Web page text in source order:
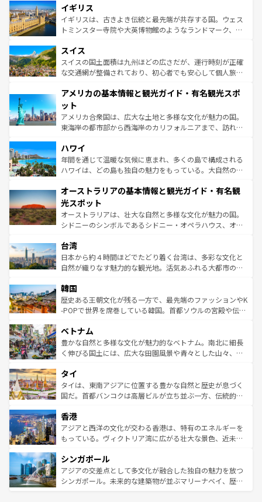
香り高いラベンダー畑など、多彩な楽しみ方が可能だ。さ
らに、パリ以外の地域にも魅力が溢れており、どの街角に
も豊かな歴史と文化が息づいている。パリ以外の個性あふ
を参照してほしい。
顔を持つこの国は、どこを歩いても飽きることがない。ベ
ルリンの文化的活気、バイエルン州のアルプスの絶景、そ
してライン川沿いのワイン畑といった風景は必見。ビール
は、お酒好きな人にはぜひ体験してほしい。 なお、新着の
ドイツ情報はコンテンツ一覧を参照してほしい。
イギリス
イギリスは、古きよき伝統と最先端が共存する国。ウェス
トミンスター寺院や大英博物館のようなランドマーク、歴
リアごとに異なる魅力がある。また、優雅なアフタヌーン
ティー、ビール好きにはたまらない英国パブ、サッカー観
戦など、本場だからこそできる体験も豊富。イギリスを旅
ンツ一覧を参照してほしい。
スイス
スイスの国土面積は九州ほどの広さだが、運行時刻が正確
な交通網が整備されており、初心者でも安心して個人旅行
の建物がそのまま残る町や、スイスならではのユニークな
博物館もあり、アルプス観光だけでなく町歩きも満喫する
ことができる。国民の所得が高いため物価も高いが、旅行
者向けの交通パス提供のサービスもあり、うまく活用すれ
着のスイス情報は
アメリカの基本情報と観光ガイド・有名観光スポ
ット
アメリカ合衆国は、広大な土地と多様な文化が魅力の国。
東海岸の都市部から西海岸のカリフォルニアまで、訪れる
のような巨大都市は、観光、ショッピング、エンターテイ
ンメントが詰まった刺激的なスポットだ。一方、アメリカ
西部には大自然が広がり、グランドキャニオンやイエロー
部のニューオーリンズでは、音楽と美食が融合した独特の
文化が魅力。旅行者はアメリカの各地域で異なる魅力を楽
しみながら、その多様性と豊かな歴史を感じることができ
るだろう。車でのロードトリップや列車の旅も、アメリカ
情報は
ハワイ
年間を通じて温暖な気候に恵まれ、多くの島で構成される
ハワイは、どの島も独自の魅力をもっている。大自然の神
ワイ島は見逃せない。また、定番の観光地といえばオアフ
島だが、静かな自然を求めるならマウイ島やカウアイ島が
おすすめ。エメラルドグリーンに輝く海をはじめ、豊かな
文化や歴史が息づいている。「アロハスピリット」と呼ば
人々、おいしいローカルフードやハワイアンミュージッ
ク、伝統的なフラダンスなど、すべてがハワイの魅力を彩
っている。訪れるたびに新しい発見と感動が待っているハ
はコンテンツ一覧
オーストラリアの基本情報と観光ガイド・有名観
光スポット
オーストラリアは、壮大な自然と多様な文化が魅力の国。
シドニーのシンボルであるシドニー・オペラハウス、オー
リアリーフや大陸中央部にそびえるウルル（エアーズロッ
ク）、タスマニアの美しい原生林やケアンズの熱帯雨林な
ど、見どころがたくさん。また、カフェやワイン、オージ
いる。アクティビティも充実しており、サーフィンやダイ
ビング、ハイキングなど、アウトドア好きにはたまらな
い。オーストラリアの多彩な魅力を存分に味わいつくそ
参照してほしい。
台湾
日本から約４時間ほどでたどり着く台湾は、多彩な文化と
自然が織りなす魅力的な観光地。活気あふれる大都市の台
ン）、静ひつな山岳地帯である台湾東部など、都市の喧騒
と山間の静けさが共存しており、訪れる人に新しい発見と
驚きをもたらしてくれる。また、奥深い台湾の食文化も魅
容にもいいと評判のスイーツなど、バラエティ豊かな料理
が味わえる。 なお、新着の台湾情報は コンテンツ一覧を参
照してほしい。
韓国
歴史ある王朝文化が残る一方で、最先端のファッションやK
-POPで世界を席巻している韓国。首都ソウルの宮殿や伝統
き、地方に足を延ばせば四季折々の自然美を楽しむことが
できる。そして、キムチや焼肉、絶品のストリートフード
まで、さまざまな韓国料理が待っている。夜には、韓国な
リティに包まれながら、韓国の多彩な魅力を心ゆくまで味
わってみてほしい。 なお、新着の韓国情報はコンテンツ一
覧を参照してほしい。
ベトナム
豊かな自然と多様な文化が魅力的なベトナム。南北に細長
く伸びる国土には、広大な田園風景や青々とした山々、世
急速な発展と共に伝統が息づく。ハノイの古い町並みやホ
ーチミン市のフランス統治時代の建物も、独特の雰囲気を
醸し出している。また、バラエティの豊かさとおいしさで
とつ。フォーやバインミー、ベトナムコーヒーなどは、ぜ
ひ現地で味わいたい。どの地域を訪れてもあたたかい人々
が旅行者を迎えてくれるので、きっと忘れられない旅にな
参照してほしい。
タイ
タイは、東南アジアに位置する豊かな自然と歴史が息づく
国だ。首都バンコクは高層ビルが立ち並ぶ一方、伝統的な
の活気が交差している。北部ではチェンマイなどの山岳地
帯で自然と触れ合い、南部ではプーケットやクラビの美し
いビーチでリゾート気分を楽しむことができる。タイ料理
激する。気候は一年中温暖で、どの季節にも異なる楽しみ
が待っている。親しみやすいタイの人々、仏教を中心とし
た文化、そして多様な観光資源が、訪れる旅人を魅了し続
香港
アジアと西洋の文化が交わる香港は、特有のエネルギーを
もっている。ヴィクトリア湾に広がる壮大な景色、近未来
み、どこを訪れても感動するはず。観光スポットが密集し
ており、効率よく見どころを回れるのも魅力。息をのむよ
うな絶景から文化的な体験まで、香港を存分に楽しみ尽く
シンガポール
アジアの交差点として多文化が融合した独自の魅力を放つ
シンガポール。未来的な建築物が並ぶマリーナベイ、歴史